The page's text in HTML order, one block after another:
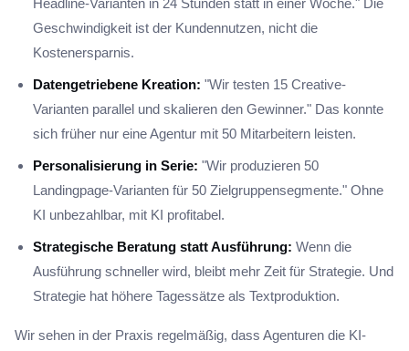
Headline-Varianten in 24 Stunden statt in einer Woche." Die
Geschwindigkeit ist der Kundennutzen, nicht die
Kostenersparnis.
Datengetriebene Kreation: "Wir testen 15 Creative-
Varianten parallel und skalieren den Gewinner." Das konnte
sich früher nur eine Agentur mit 50 Mitarbeitern leisten.
Personalisierung in Serie: "Wir produzieren 50
Landingpage-Varianten für 50 Zielgruppensegmente." Ohne
KI unbezahlbar, mit KI profitabel.
Strategische Beratung statt Ausführung: Wenn die
Ausführung schneller wird, bleibt mehr Zeit für Strategie. Und
Strategie hat höhere Tagessätze als Textproduktion.
Wir sehen in der Praxis regelmäßig, dass Agenturen die KI-